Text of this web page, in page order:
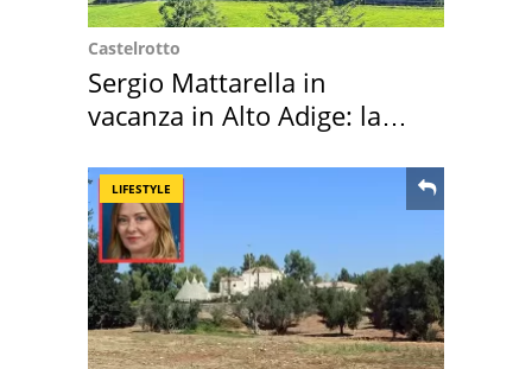
Castelrotto
Sergio Mattarella in
vacanza in Alto Adige: la
LIFESTYLE